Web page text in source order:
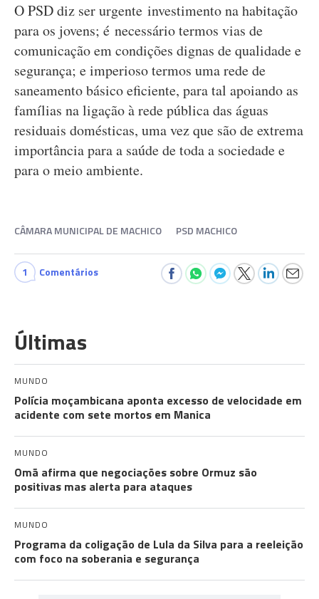
O PSD diz ser urgente investimento na habitação
para os jovens; é necessário termos vias de
comunicação em condições dignas de qualidade e
segurança; e imperioso termos uma rede de
saneamento básico eficiente, para tal apoiando as
famílias na ligação à rede pública das águas
residuais domésticas, uma vez que são de extrema
importância para a saúde de toda a sociedade e
para o meio ambiente.
CÂMARA MUNICIPAL DE MACHICO PSD MACHICO
1 Comentários
Últimas
MUNDO
Polícia moçambicana aponta excesso de velocidade em
acidente com sete mortos em Manica
MUNDO
Omã afirma que negociações sobre Ormuz são
positivas mas alerta para ataques
MUNDO
Programa da coligação de Lula da Silva para a reeleição
com foco na soberania e segurança